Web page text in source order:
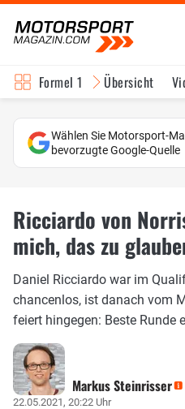
Formel 1 Übersicht
Wählen Sie Motorsport-
bevorzugte Google-Quelle
Ricciardo von
mich, das zu
Daniel Ricciardo war im
chancenlos, ist danach vom
feiert hingegen: Beste Runde
Markus Steinrisser
22.05.2021, 20:22 Uhr